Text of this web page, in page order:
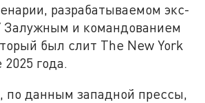
разрабатываемом экс-
Залужным и командованием
был слит The New York
года.
по данным западной прессы,